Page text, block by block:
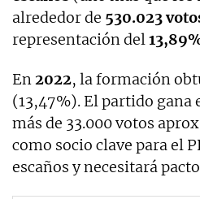
alrededor de 530.023
representación del
En2022, la formación
(13,47%). El partido gana
más de 33.000 votos
como socio clave para el
escaños y necesitará